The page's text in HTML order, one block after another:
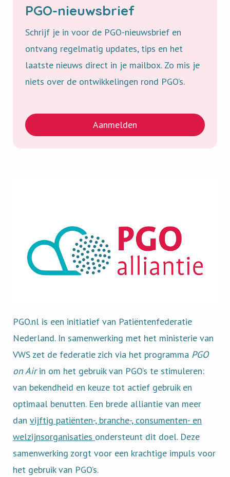
PGO-nieuwsbrief
Schrijf je in voor de PGO-nieuwsbrief en
ontvang regelmatig updates, tips en het
laatste nieuws direct in je mailbox. Zo mis je
niets over de ontwikkelingen rond PGO’s.
Aanmelden
PGO.nl is een initiatief van Patiëntenfederatie
Nederland. In samenwerking met het ministerie van
VWS zet de federatie zich via het programma PGO
on Airin om het gebruik van PGO’s te stimuleren:
van bekendheid en keuze tot actief gebruik en
optimaal benutten. Een brede alliantie van meer
dan vijftig patiënten-, branche-, consumenten- en
welzijnsorganisaties ondersteunt dit doel. Deze
samenwerking zorgt voor een krachtige impuls voor
het gebruik van PGO’s.